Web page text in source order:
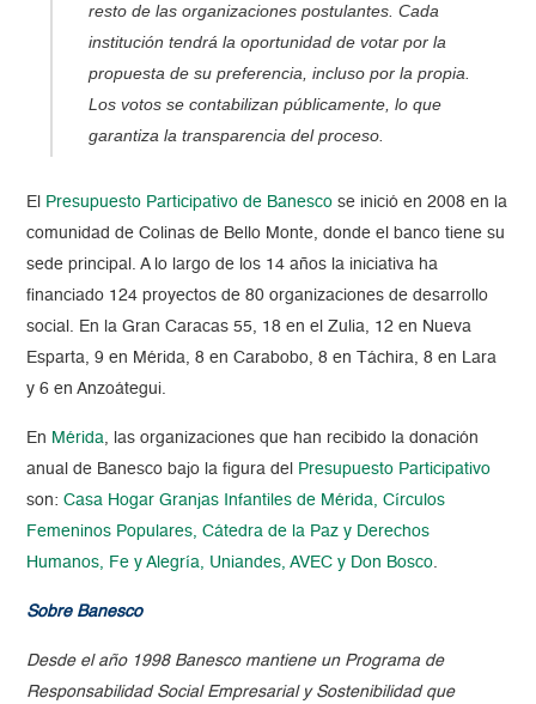
resto de las organizaciones postulantes. Cada
institución tendrá la oportunidad de votar por la
propuesta de su preferencia, incluso por la propia.
Los votos se contabilizan públicamente, lo que
garantiza la transparencia del proceso.
El Presupuesto Participativo de Banesco se inició en 2008 en la
comunidad de Colinas de Bello Monte, donde el banco tiene su
sede principal. A lo largo de los 14 años la iniciativa ha
financiado 124 proyectos de 80 organizaciones de desarrollo
social. En la Gran Caracas 55, 18 en el Zulia, 12 en Nueva
Esparta, 9 en Mérida, 8 en Carabobo, 8 en Táchira, 8 en Lara
y 6 en Anzoátegui.
En Mérida, las organizaciones que han recibido la donación
anual de Banesco bajo la figura del
Presupuesto Participativo
son:Casa Hogar Granjas Infantiles de Mérida, Círculos
Femeninos Populares, Cátedra de la Paz y Derechos
Humanos, Fe y Alegría, Uniandes, AVEC y Don Bosco.
Sobre Banesco
Desde el año 1998 Banesco mantiene un Programa de
Responsabilidad Social Empresarial y Sostenibilidad que